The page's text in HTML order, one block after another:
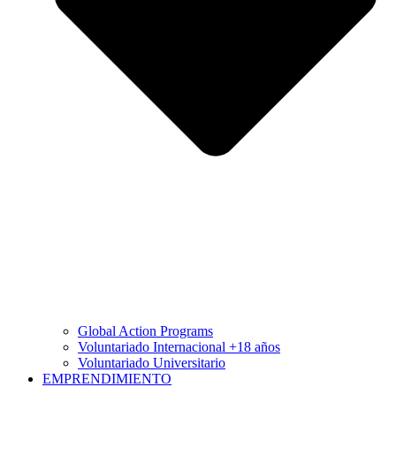
Global Action Programs
Voluntariado Internacional +18 años
Voluntariado Universitario
EMPRENDIMIENTO